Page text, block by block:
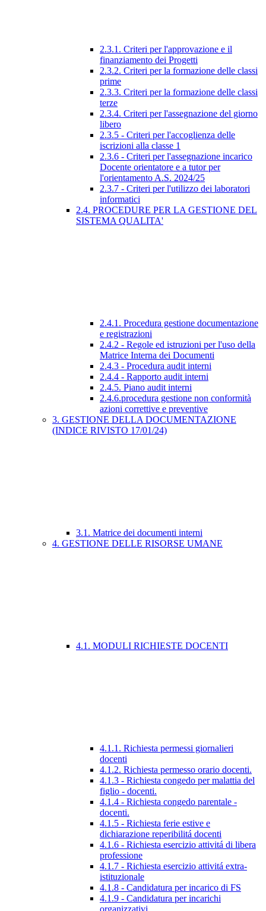
2.3.1. Criteri per l'approvazione e il
finanziamento dei Progetti
2.3.2. Criteri per la formazione delle classi
prime
2.3.3. Criteri per la formazione delle classi
terze
2.3.4. Criteri per l'assegnazione del giorno
libero
2.3.5 - Criteri per l'accoglienza delle
iscrizioni alla classe 1
2.3.6 - Criteri per l'assegnazione incarico
Docente orientatore e a tutor per
l'orientamento A.S. 2024/25
2.3.7 - Criteri per l'utilizzo dei laboratori
informatici
2.4. PROCEDURE PER LA GESTIONE DEL
SISTEMA QUALITA'
2.4.1. Procedura gestione documentazione
e registrazioni
2.4.2 - Regole ed istruzioni per l'uso della
Matrice Interna dei Documenti
2.4.3 - Procedura audit interni
2.4.4 - Rapporto audit interni
2.4.5. Piano audit interni
2.4.6.procedura gestione non conformità
azioni correttive e preventive
3. GESTIONE DELLA DOCUMENTAZIONE
(INDICE RIVISTO 17/01/24)
3.1. Matrice dei documenti interni
4. GESTIONE DELLE RISORSE UMANE
4.1. MODULI RICHIESTE DOCENTI
4.1.1. Richiesta permessi giornalieri
docenti
4.1.2. Richiesta permesso orario docenti.
4.1.3 - Richiesta congedo per malattia del
figlio - docenti.
4.1.4 - Richiesta congedo parentale -
docenti.
4.1.5 - Richiesta ferie estive e
dichiarazione reperibilitá docenti
4.1.6 - Richiesta esercizio attivitá di libera
professione
4.1.7 - Richiesta esercizio attivitá extra-
istituzionale
4.1.8 - Candidatura per incarico di FS
4.1.9 - Candidatura per incarichi